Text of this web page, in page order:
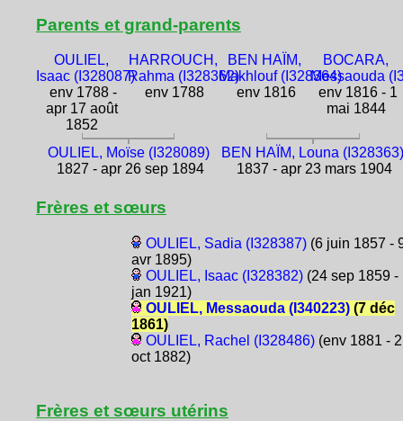
Parents et grand-parents
OULIEL,
Isaac (I328087)
env 1788 -
apr 17 août
1852
HARROUCH,
Rahma (I328362)
env 1788
BEN HAÏM,
Makhlouf (I328364)
env 1816
BOCARA,
Messaouda
env 1816 - 1
mai 1844
OULIEL, Moïse (I328089)
1827 - apr 26 sep 1894
BEN HAÏM, Louna
1837 - apr 23 mars 1904
Frères et sœurs
OULIEL, Sadia (I328387)(6 juin 1857 -
avr 1895)
OULIEL, Isaac (I328382)(24 sep 1859 -
jan 1921)
OULIEL, Messaouda (I340223)(7 déc
1861)
OULIEL, Rachel (I328486)(env 1881 - 2
oct 1882)
Frères et sœurs utérins